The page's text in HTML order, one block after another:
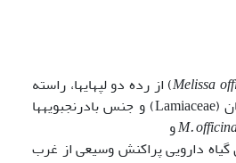
Melissa) از رده دو لپه­ایها، راسته
لب گلیها، خانواده نعنائیان (Lamiaceae) و جنس بادرنجبویه­ها
M.و
دارویی پراکنش وسیعی از غرب